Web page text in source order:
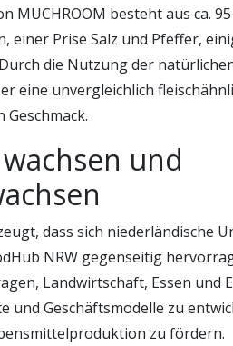
MUCHROOM besteht aus ca.
einer Prise Salz und Pfeffer,
die Nutzung der
eine unvergleichlich
und
dass sich niederländische
NRW gegenseitig
Landwirtschaft, Essen und
und Geschäftsmodelle zu
zu fördern.